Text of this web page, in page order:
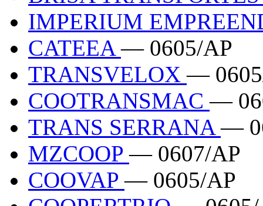
IMPERIUM
CATEEA— 0605/AP
TRANSVELOX—
COOTRANSMAC—
TRANS SERRANA—
MZCOOP— 0607/AP
COOVAP— 0605/AP